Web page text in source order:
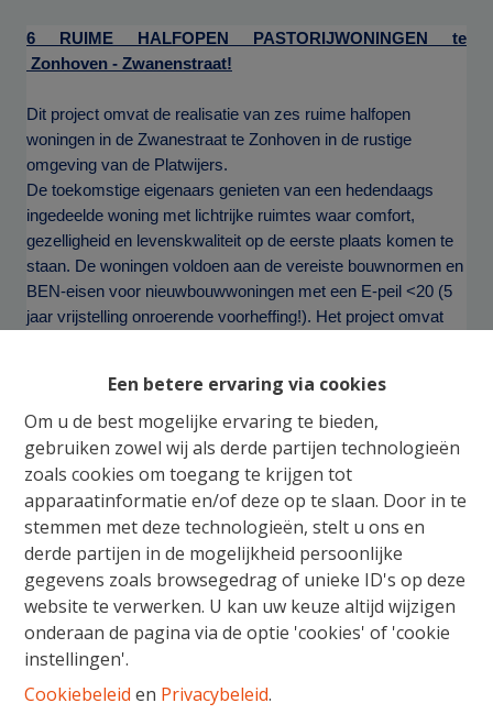
Een betere ervaring via cookies
Om u de best mogelijke ervaring te bieden,
gebruiken zowel wij als derde partijen technologieën
zoals cookies om toegang te krijgen tot
apparaatinformatie en/of deze op te slaan. Door in te
stemmen met deze technologieën, stelt u ons en
derde partijen in de mogelijkheid persoonlijke
gegevens zoals browsegedrag of unieke ID's op deze
website te verwerken. U kan uw keuze altijd wijzigen
onderaan de pagina via de optie 'cookies' of 'cookie
instellingen'.
Cookiebeleid en Privacybeleid.
6 RUIME HALFOPEN PASTORIJWONINGEN te
Zonhoven - Zwanenstraat!
Dit project omvat de realisatie van zes ruime halfopen
woningen in de Zwanestraat te Zonhoven in de rustige
omgeving van de Platwijers.
De toekomstige eigenaars genieten van een hedendaags
ingedeelde woning met lichtrijke ruimtes waar comfort,
gezelligheid en levenskwaliteit op de eerste plaats komen te
staan. De woningen voldoen aan de vereiste bouwnormen en
BEN-eisen voor nieuwbouwwoningen met een E-peil <20 (5
jaar vrijstelling onroerende voorheffing!). Het project omvat
Deze halfopen bebouwingen bevinden zich allen op een
ideaal gelegen zuidwestelijk georiënteerd perceel.
Voor de gevels koos men een combinatie van kleuren met
zwart buitenschrijnwerk. Deze mooie pastorijstijl zal velen
aanspreken.
De woningen zijn gebouwd op een perceel van ca. 5are met
een bewoonbare oppervlakte van 185 m². Op het gelijkvloers
vinden we een inkomhal met apart gastentoilet en vestiaire,
een knappe leefruimte met open keuken, eethoek en
zitplaats. De leefruimte werd voorzien van heel wat
raampartijen wat naast enorm veel natuurlijk licht ook zorgt